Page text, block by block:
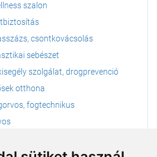
szalon
csontkovácsolás
sebészet
szolgálat, drogprevenció
otthona
fogtechnikus
jóga